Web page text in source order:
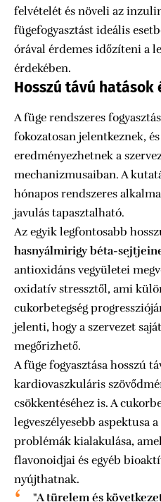
felvételét és növeli az
fügefogyasztást ideális
órával érdemes időzíteni a
érdekében.
Hosszú távú
A füge rendszeres
fokozatosan jelentkeznek,
eredményezhetnek a
mechanizmusaiban. A
hónapos rendszeres
javulás tapasztalható.
Az egyik legfontosabb
hasnyálmirigy béta-
antioxidáns vegyületei
oxidatív stressztől, ami
cukorbetegség
jelenti, hogy a szervezet
megőrizhető.
A füge fogyasztása hosszú
kardiovaszkuláris
csökkentéséhez is. A
legveszélyesebb aspektusa
problémák kialakulása,
flavonoidjai és egyéb
nyújthatnak.
"A türelem és